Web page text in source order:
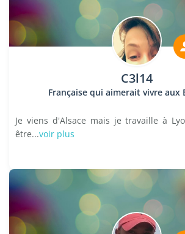
C3l14
Française qui aimerait vivre aux
Je viens d'Alsace mais je travaille à
être...voir plus